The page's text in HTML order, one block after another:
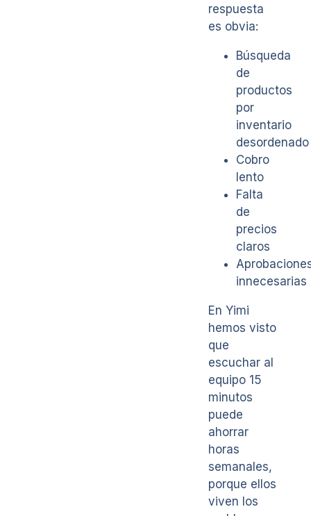
respuesta
es obvia:
Búsqueda
de
productos
por
inventario
desordenado
Cobro
lento
Falta
de
precios
claros
innecesarias
En Yimi
hemos visto
que
escuchar al
equipo 15
minutos
puede
ahorrar
horas
semanales,
porque ellos
viven los